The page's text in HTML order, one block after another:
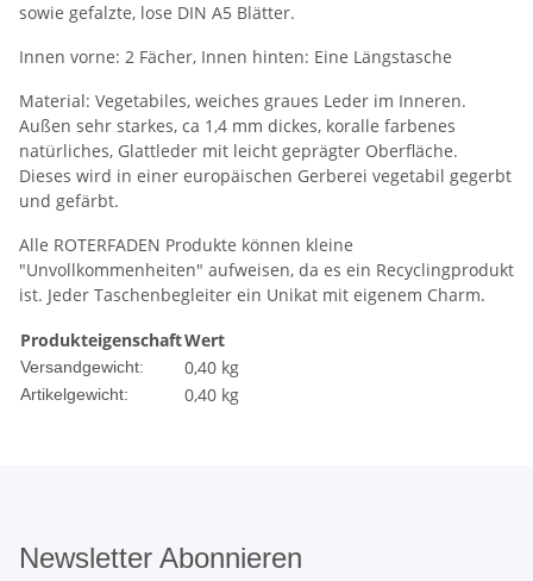
sowie gefalzte, lose DIN A5 Blätter.
Innen vorne: 2 Fächer, Innen hinten: Eine Längstasche
Material: Vegetabiles, weiches graues Leder im Inneren.
Außen sehr starkes, ca 1,4 mm dickes, koralle farbenes
natürliches, Glattleder mit leicht geprägter Oberfläche.
Dieses wird in einer europäischen Gerberei vegetabil gegerbt
und gefärbt.
Alle ROTERFADEN Produkte können kleine
"Unvollkommenheiten" aufweisen, da es ein Recyclingprodukt
ist. Jeder Taschenbegleiter ein Unikat mit eigenem Charm.
ProdukteigenschaftWert
Versandgewicht: 0,40 kg
Artikelgewicht: 0,40 kg
Newsletter Abonnieren